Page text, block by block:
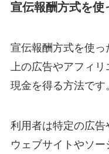
宣伝報酬方式を使
宣伝報酬方式を使っ
上の広告やアフィ
現金を得る方法です
利用者は特定の広
ウェブサイトやソ